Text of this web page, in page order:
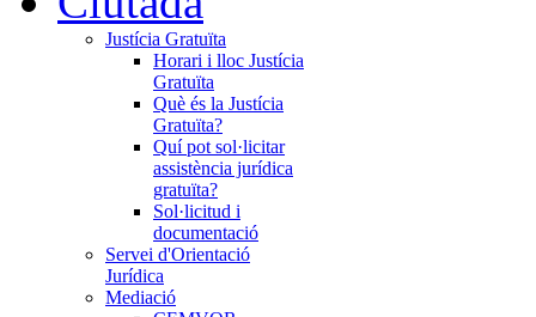
Justícia Gratuïta
Horari i lloc Justícia
Gratuïta
Què és la Justícia
Gratuïta?
Quí pot sol·licitar
assistència jurídica
gratuïta?
Sol·licitud i
documentació
Servei d'Orientació
Jurídica
Mediació